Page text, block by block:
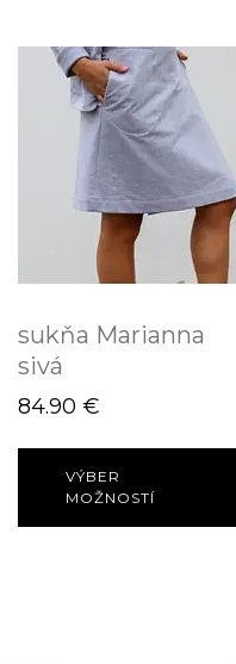
sukňa Marianna
sivá
84.90 €
VÝBER
MOŽNOSTÍ